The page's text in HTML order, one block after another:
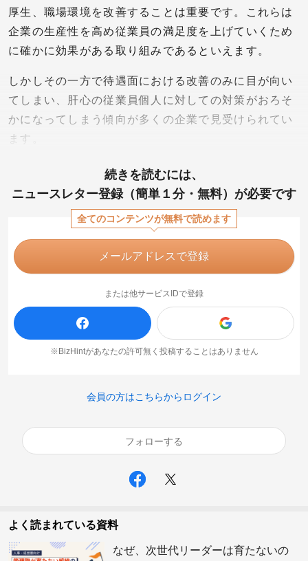
厚生、職場環境を改善することは重要です。これらは
企業の生産性を高め従業員の満足度を上げていくため
に確かに効果がある取り組みであるといえます。
しかしその一方で待遇面における改善のみに目が向い
てしまい、肝心の従業員個人に対しての対策がおろそ
かになってしまう傾向が多くの企業で見受けられてい
ます。
続きを読むには、
ニュースレター登録（簡単１分・無料）が必要です
全てのコンテンツが無料で読めます
メールアドレスで登録
または他サービスIDで登録
※BizHintがあなたの許可無く投稿することはありません
会員の方はこちらからログイン
フォローする
よく読まれている資料
なぜ、次世代リーダーは育たないの